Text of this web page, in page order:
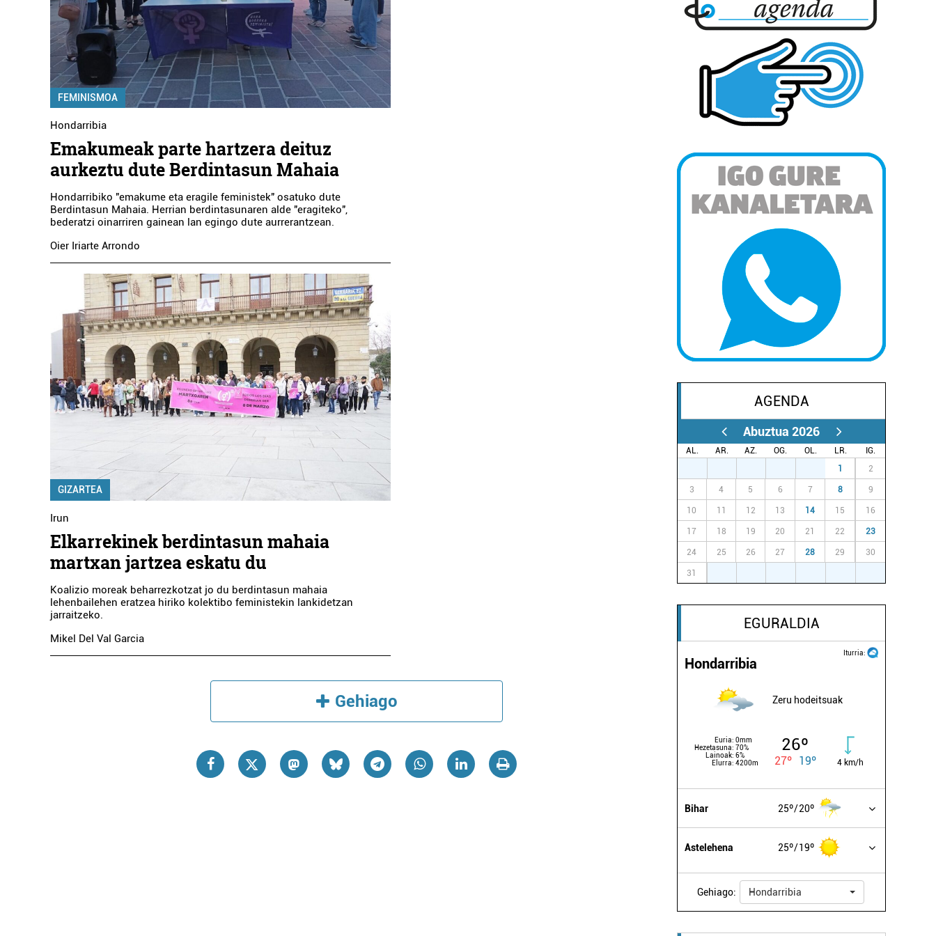
FEMINISMOA
Hondarribia
Emakumeak parte hartzera deituz
aurkeztu dute Berdintasun Mahaia
Hondarribiko "emakume eta eragile feministek" osatuko dute
Berdintasun Mahaia. Herrian berdintasunaren alde "eragiteko",
bederatzi oinarriren gainean lan egingo dute aurrerantzean.
Oier Iriarte Arrondo
GIZARTEA
Irun
Elkarrekinek berdintasun mahaia
martxan jartzea eskatu du
Koalizio moreak beharrezkotzat jo du berdintasun mahaia
lehenbailehen eratzea hiriko kolektibo feministekin lankidetzan
jarraitzeko.
Mikel Del Val Garcia
Gehiago
AGENDA
Abuztua 2026
AL. AR. AZ. OG. OL. LR.
IG.
1 2
3 4 5 6 7 8 9
10 11 12 13 14 15 16
17 18 19 20 21 22 23
24 25 26 27 28 29 30
31
EGURALDIA
Iturria:
Hondarribia
Zeru hodeitsuak
Euria: 0mm
Hezetasuna: 70%
Lainoak: 6%
Elurra: 4200m
26º
27º 19º 4 km/h
Bihar 25º 20º
Astelehena 25º 19º
Gehiago: Hondarribia